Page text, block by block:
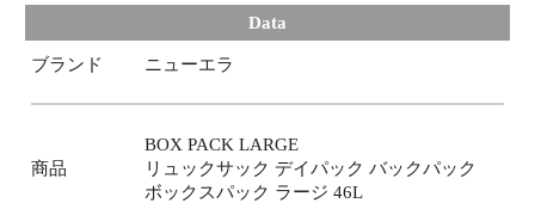
Data
ブランド ニューエラ
商品
BOX PACK LARGE
リュックサック デイパック バックパック
ボックスパック ラージ 46L